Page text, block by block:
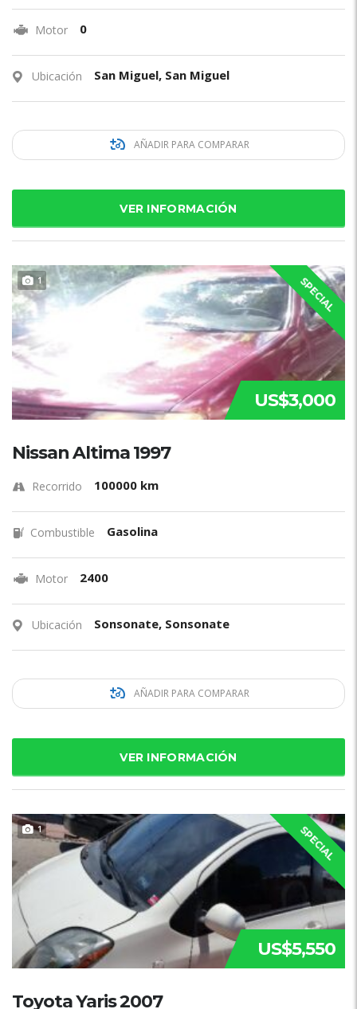
Motor 0
Ubicación San Miguel, San Miguel
AÑADIR PARA COMPARAR
VER INFORMACIÓN
1 SPECIAL
US$3,000
Nissan Altima 1997
Recorrido 100000 km
Combustible Gasolina
Motor 2400
Ubicación Sonsonate, Sonsonate
AÑADIR PARA COMPARAR
VER INFORMACIÓN
1 SPECIAL
US$5,550
Toyota Yaris 2007